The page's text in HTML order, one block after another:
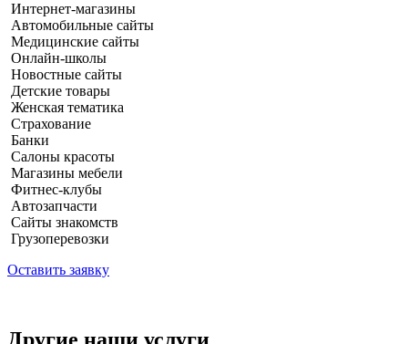
Интернет-магазины
Автомобильные сайты
Медицинские сайты
Онлайн-школы
Новостные сайты
Детские товары
Женская тематика
Страхование
Банки
Салоны красоты
Магазины мебели
Фитнес-клубы
Автозапчасти
Сайты знакомств
Грузоперевозки
Оставить заявку